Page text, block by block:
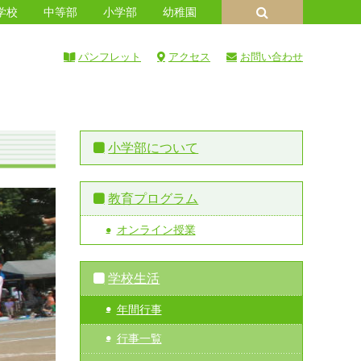
校 中等部 小学部 幼稚園
パンフレット アクセス お問い合わせ
小学部について
教育プログラム
オンライン授業
学校生活
年間行事
行事一覧